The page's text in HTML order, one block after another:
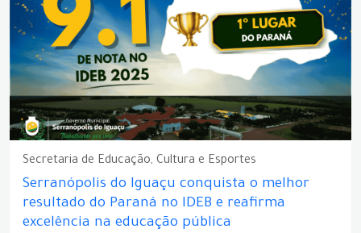
Secretaria de Educação, Cultura e Esportes
Serranópolis do Iguaçu conquista o melhor
resultado do Paraná no IDEB e reafirma
excelência na educação pública